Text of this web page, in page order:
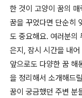
한 것이 고양이 꿈의 매
꿈을 꾸었다면 단순히
도 중요해요. 여러분의
은지, 잠시 시간을 내
앞으로도 다양한 꿈 해
을 정리해서 소개해드
꿈이 궁금했던 주변 분